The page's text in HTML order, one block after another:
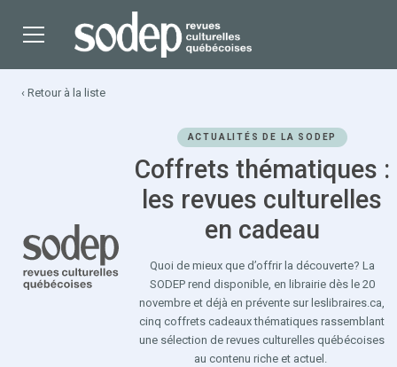
‹ Retour à la liste
ACTUALITÉS DE LA SODEP
Coffrets thématiques :
les revues culturelles
en cadeau
Quoi de mieux que d’offrir la découverte? La
SODEP rend disponible, en librairie dès le 20
novembre et déjà en prévente sur leslibraires.ca,
cinq coffrets cadeaux thématiques rassemblant
une sélection de revues culturelles québécoises
au contenu riche et actuel.